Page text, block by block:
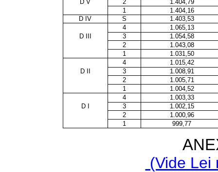
D V
2
1.404,79
1
1.404,16
D IV
S
1.403,53
4
1.065,13
D III
3
1.054,58
2
1.043,08
1
1.031,50
4
1.015,42
D II
3
1.008,91
2
1.005,71
1
1.004,52
4
1.003,33
D I
3
1.002,15
2
1.000,96
1
999,77
(Vide Lei